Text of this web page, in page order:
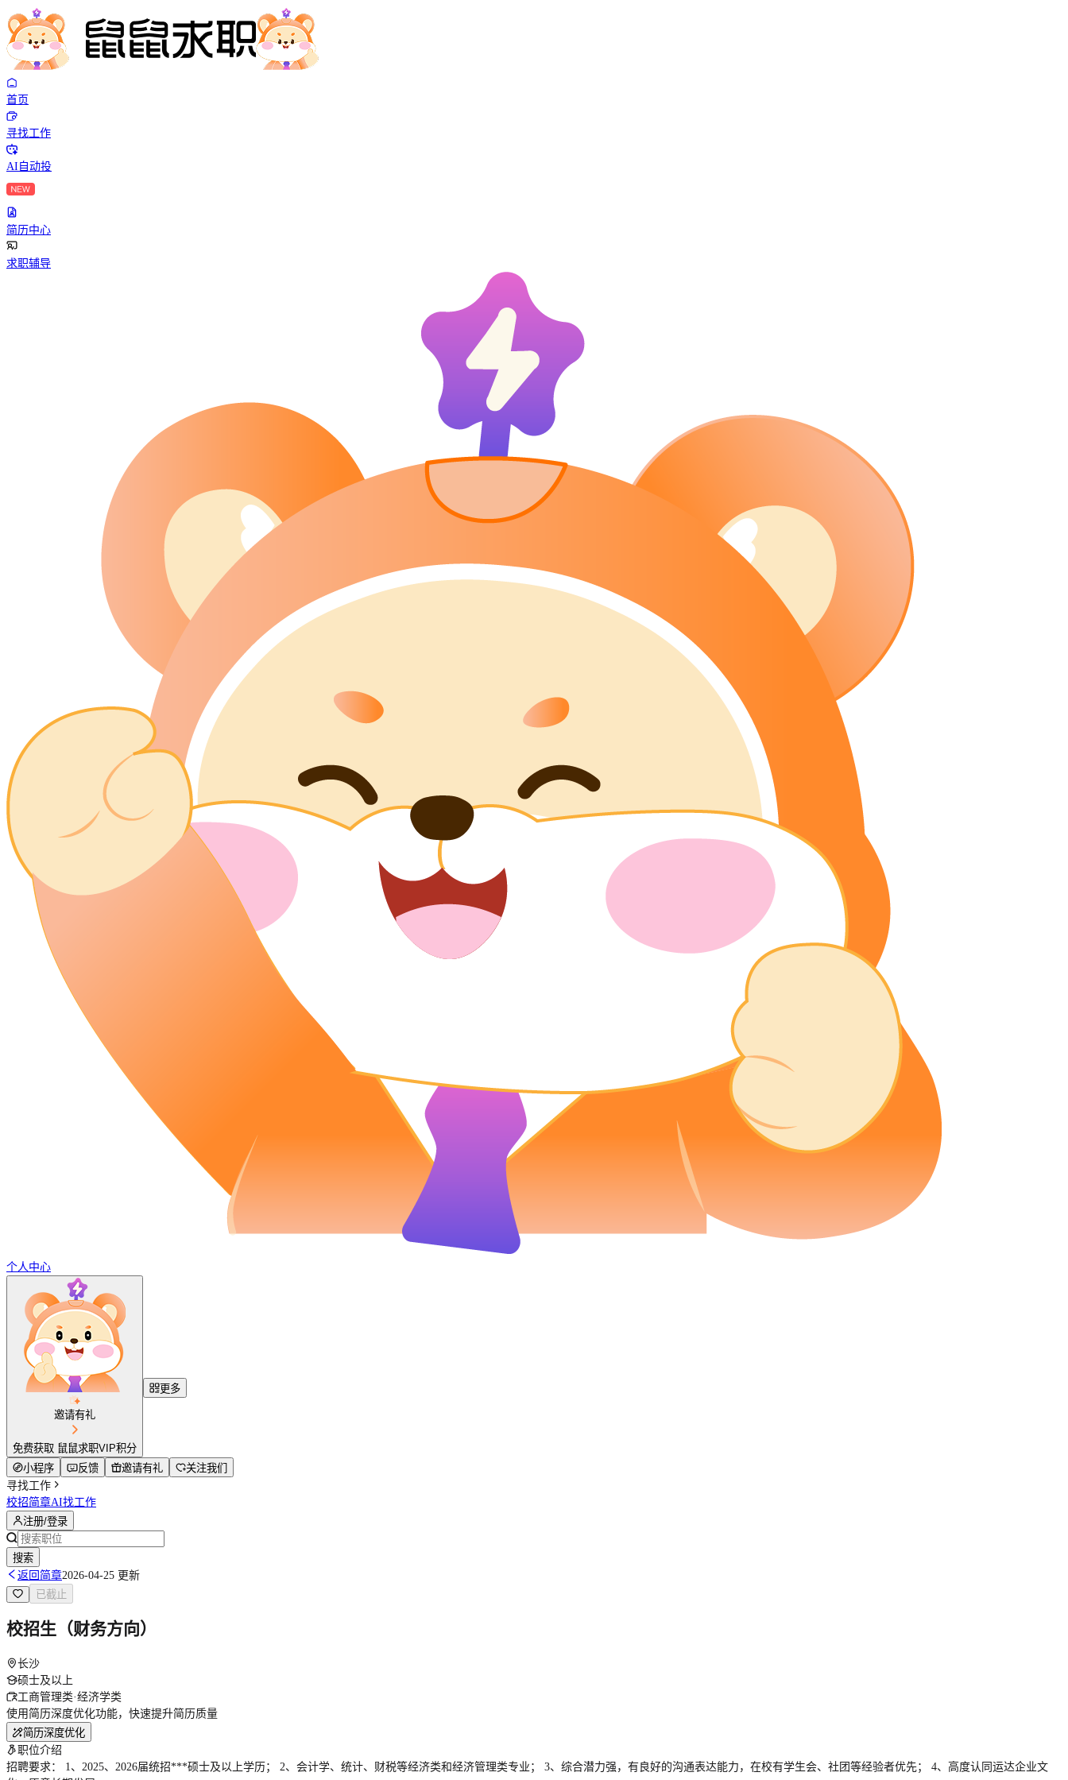
首页
寻找工作
AI自动投
简历中心
求职辅导
个人中心
邀请有礼
免费获取 鼠鼠求职VIP积分
更多
小程序 反馈 邀请有礼
关注我们
寻找工作
校招简章AI找工作
注册/登录
搜索
返回简章2026-04-25 更新
已截止
校招生（财务方向）
长沙
硕士及以上
工商管理类·经济学类
使用简历深度优化功能，快速提升简历质量
简历深度优化
职位介绍
招聘要求： 1、2025、2026届统招***硕士及以上学历； 2、会计学、统计、财税等经济类和经济管理类专业； 3、综合潜力强，有良好的沟通表达能力，在校有学生会、社团等经验者优先； 4、高度认同运达企业文